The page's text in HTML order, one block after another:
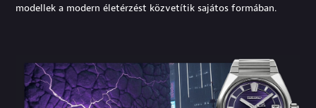
modellek a modern életérzést közvetítik sajátos formában.